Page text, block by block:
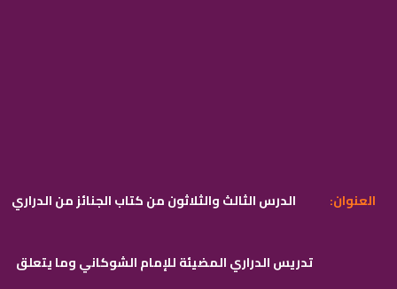
الدرس الثالث والثلاثون من كتاب الجنائز من الدراري :العنوان
تدريس الدراري المضيئة للإمام الشوكاني وما يتعلق